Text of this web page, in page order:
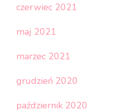
czerwiec 2021
maj 2021
marzec 2021
grudzień 2020
październik 2020